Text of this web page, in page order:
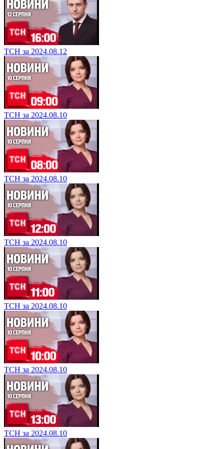
ТСН за 2024.08.12
ТСН за 2024.08.10
ТСН за 2024.08.10
ТСН за 2024.08.10
ТСН за 2024.08.10
ТСН за 2024.08.10
ТСН за 2024.08.10